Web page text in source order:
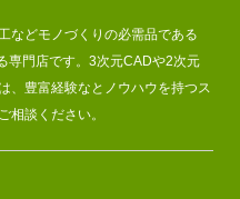
などモノづくりの必需品である
専門店です。3次元CADや2次元
、豊富経験なとノウハウを持つス
相談ください。